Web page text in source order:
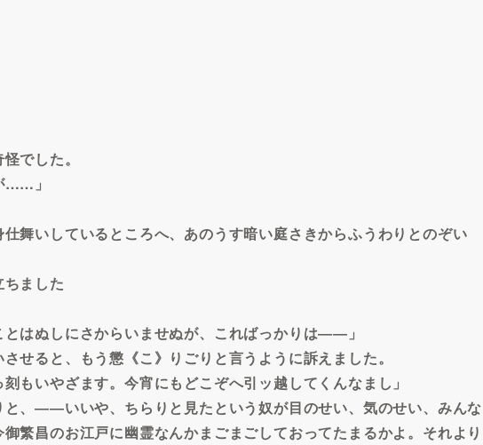
でした。
……」
仕舞いしているところへ、あのうす暗い庭さきからふうわりとのぞい
ました
とはぬしにさからいませぬが、こればっかりは――」
せると、もう懲《こ》りごりと言うように訴えました。
もいやざます。今宵にもどこぞへ引ッ越してくんなまし」
と、――いいや、ちらりと見たという奴が目のせい、気のせい、みんな
繁昌のお江戸に幽霊なんかまごまごしておってたまるかよ。それより